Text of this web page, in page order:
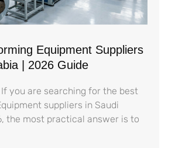
Equipment Suppliers
| 2026 Guide
you are searching for the best
suppliers in Saudi
the most practical answer is to